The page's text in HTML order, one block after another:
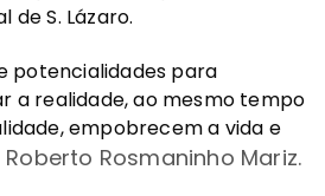
de S. Lázaro.
potencialidades para
a realidade, ao mesmo tempo
empobrecem a vida e
Rosmaninho Mariz.